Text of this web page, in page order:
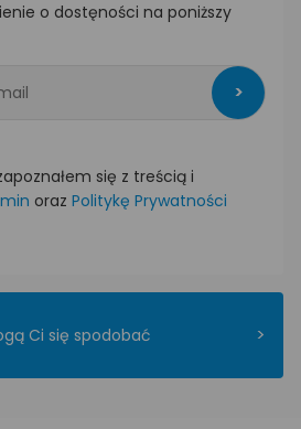
o dostęności na poniższy
>
się z treścią i
oraz Politykę Prywatności
Ci się spodobać >